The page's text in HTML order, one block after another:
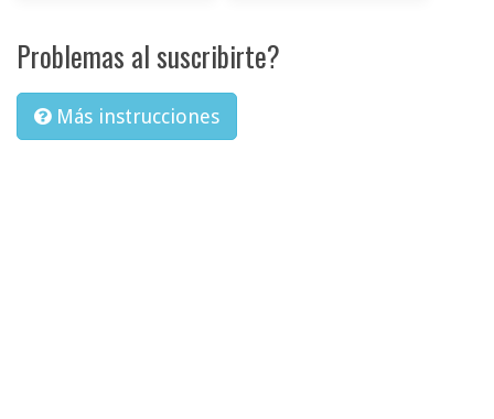
Problemas al suscribirte?
Más instrucciones